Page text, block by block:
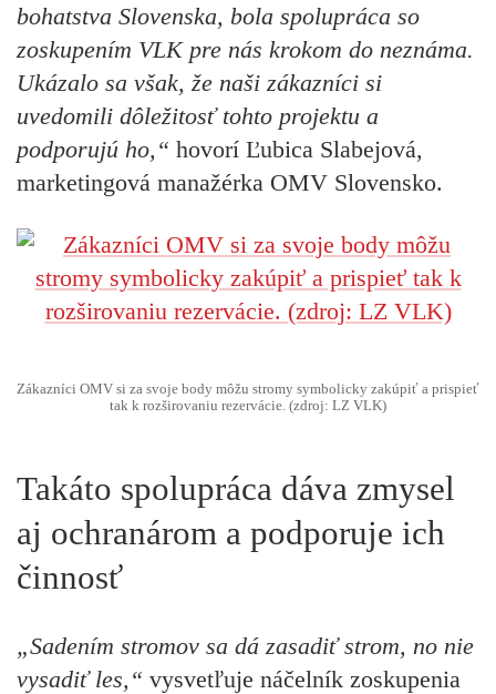
bohatstva Slovenska, bola spolupráca so
zoskupením VLK pre nás krokom do neznáma.
Ukázalo sa však, že naši zákazníci si
uvedomili dôležitosť tohto projektu a
podporujú ho,“ hovorí Ľubica Slabejová,
marketingová manažérka OMV Slovensko.
Zákazníci OMV si za svoje body môžu stromy symbolicky zakúpiť a prispieť
tak k rozširovaniu rezervácie. (zdroj: LZ VLK)
Takáto spolupráca dáva zmysel
aj ochranárom a podporuje ich
činnosť
„Sadením stromov sa dá zasadiť strom, no nie
vysadiť les,“ vysvetľuje náčelník zoskupenia